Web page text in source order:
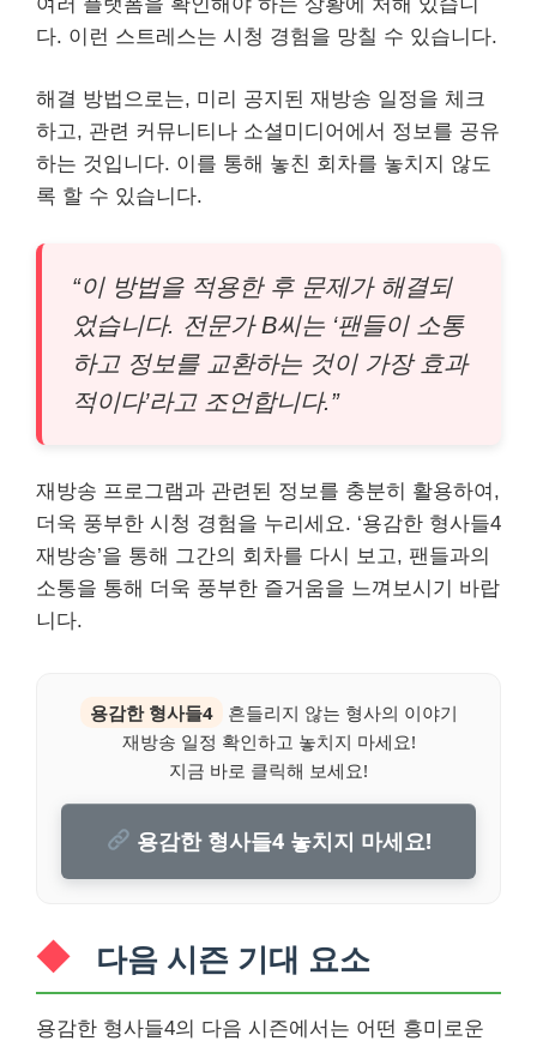
다. 이런 스트레스는 시청 경험을 망칠 수 있습니다.
해결 방법으로는, 미리 공지된 재방송 일정을 체크
하고, 관련 커뮤니티나 소셜미디어에서 정보를 공유
하는 것입니다. 이를 통해 놓친 회차를 놓치지 않도
록 할 수 있습니다.
“이 방법을 적용한 후 문제가 해결되
었습니다. 전문가 B씨는 ‘팬들이 소통
하고 정보를 교환하는 것이 가장 효과
적이다’라고 조언합니다.”
재방송 프로그램과 관련된 정보를 충분히 활용하여,
더욱 풍부한 시청 경험을 누리세요. ‘용감한 형사들4
재방송’을 통해 그간의 회차를 다시 보고, 팬들과의
소통을 통해 더욱 풍부한 즐거움을 느껴보시기 바랍
니다.
용감한 형사들4
흔들리지 않는 형사의 이야기
재방송 일정 확인하고 놓치지 마세요!
지금 바로 클릭해 보세요!
용감한 형사들4 놓치지 마세요!
다음 시즌 기대 요소
용감한 형사들4의 다음 시즌에서는 어떤 흥미로운